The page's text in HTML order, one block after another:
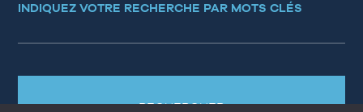
INDIQUEZ VOTRE RECHERCHE PAR MOTS CLÉS
RECHERCHER